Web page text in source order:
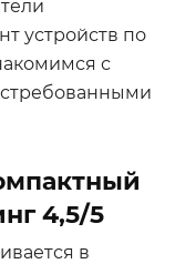
устройств по
с
4,5/5
в